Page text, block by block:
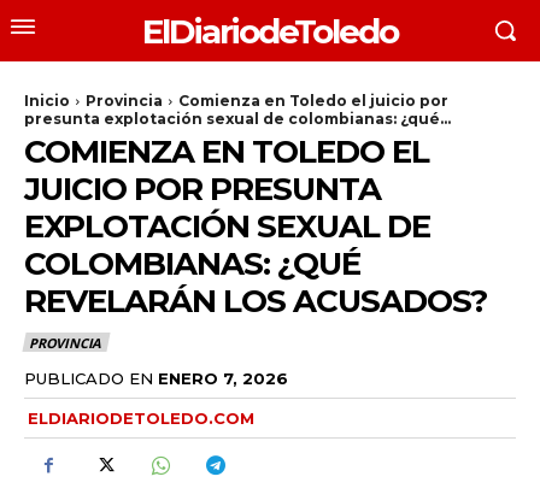
ElDiariodeToledo
Inicio Provincia
Comienza en Toledo el juicio por
presunta explotación sexual de colombianas: ¿qué...
COMIENZA EN TOLEDO EL
JUICIO POR PRESUNTA
EXPLOTACIÓN SEXUAL DE
COLOMBIANAS: ¿QUÉ
REVELARÁN LOS ACUSADOS?
PROVINCIA
PUBLICADO EN ENERO 7, 2026
ELDIARIODETOLEDO.COM